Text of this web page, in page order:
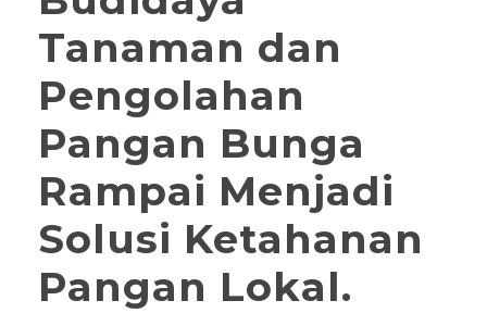
Tanaman dan
Pengolahan
Pangan Bunga
Rampai Menjadi
Solusi Ketahanan
Pangan Lokal.